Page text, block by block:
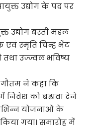
उद्योग के पद पर
उद्योग बस्ती मंडल
एवं स्मृति चिन्ह भेंट
उज्ज्वल भविष्य
गौतम ने कहा कि
निवेश को बढ़ावा देने
योजनाओं के
किया गया। समारोह में